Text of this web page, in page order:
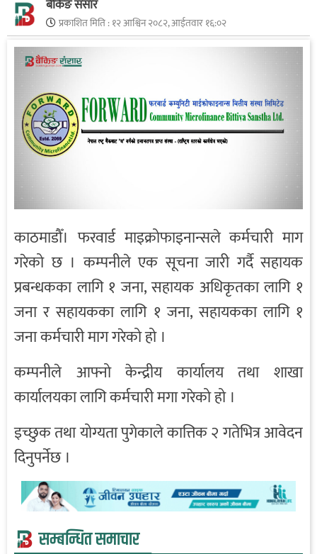
बैंकिङ संसार
प्रकाशित मिति :१२ आश्विन २०८२, आईतवार १६:०२
काठमाडौँ। फरवार्ड माइक्रोफाइनान्सले कर्मचारी माग
गरेको छ । कम्पनीले एक सूचना जारी गर्दै सहायक
प्रबन्धकका लागि १ जना, सहायक अधिकृतका लागि १
जना र सहायकका लागि १ जना, सहायकका लागि १
जना कर्मचारी माग गरेको हो ।
कम्पनीले आफ्नो केन्द्रीय कार्यालय तथा शाखा
कार्यालयका लागि कर्मचारी मगा गरेको हो ।
इच्छुक तथा योग्यता पुगेकाले कात्तिक २ गतेभित्र आवेदन
दिनुपर्नेछ ।
सम्बन्धित समाचार